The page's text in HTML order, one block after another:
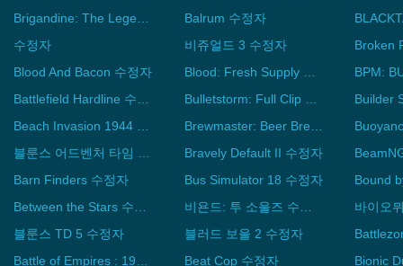
Brigandine: The Legend of Runersia 수정자
Balrum 수정자
수정자
비쥬얼드 3 수정자
Broken
Blood And Bacon 수정자
Blood: Fresh Supply 수정자
Battlefield Hardline 수정자
Bulletstorm: Full Clip Edition 수정자
Builder
Beach Invasion 1944 수정자
Brewmaster: Beer Brewing Simulator 수정자
블룬스 어드벤처 타임 TD 수정자
Bravely Default II 수정자
Barn Finders 수정자
Bus Simulator 18 수정자
Bound
Between the Stars 수정자
비욘드: 투 소울즈 수정자
바이오
블룬스 TD 5 수정자
블러드 보울 2 수정자
Battle of Empires : 1914-1918 수정자
Beat Cop 수정자 Bionic